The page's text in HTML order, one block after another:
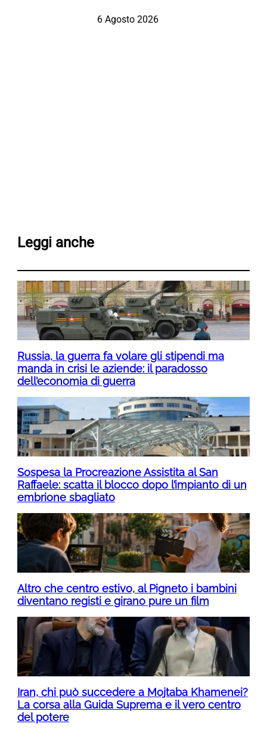
6 Agosto 2026
Leggi anche
Russia, la guerra fa volare gli stipendi ma
manda in crisi le aziende: il paradosso
dell’economia di guerra
Sospesa la Procreazione Assistita al San
Raffaele: scatta il blocco dopo l’impianto di un
embrione sbagliato
Altro che centro estivo, al Pigneto i bambini
diventano registi e girano pure un film
Iran, chi può succedere a Mojtaba Khamenei?
La corsa alla Guida Suprema e il vero centro
del potere